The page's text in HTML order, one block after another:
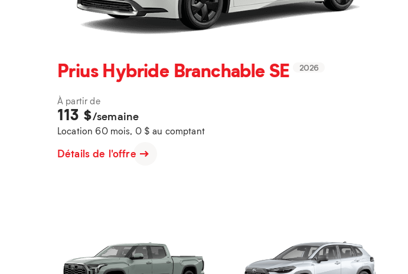
Prius Hybride Branchable SE 2026
À partir de
113 $/semaine
Location 60 mois, 0 $ au comptant
Détails de l'offre